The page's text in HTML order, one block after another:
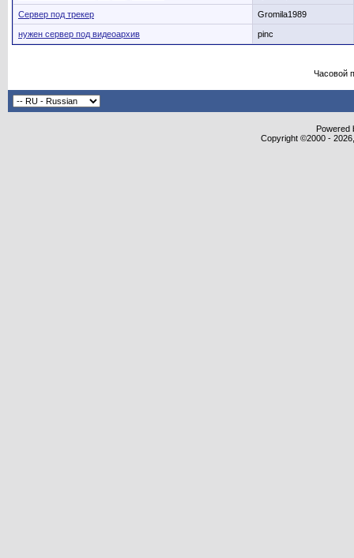
Сервер под трекер Gromila1989
нужен сервер под видеоархив pinc
Часовой
Powered
Copyright ©2000 -